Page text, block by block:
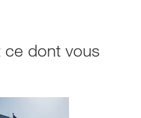
ce dont vous